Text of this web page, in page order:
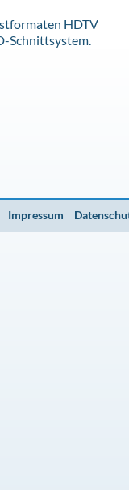
HDTV
Schnittsystem.
Impressum